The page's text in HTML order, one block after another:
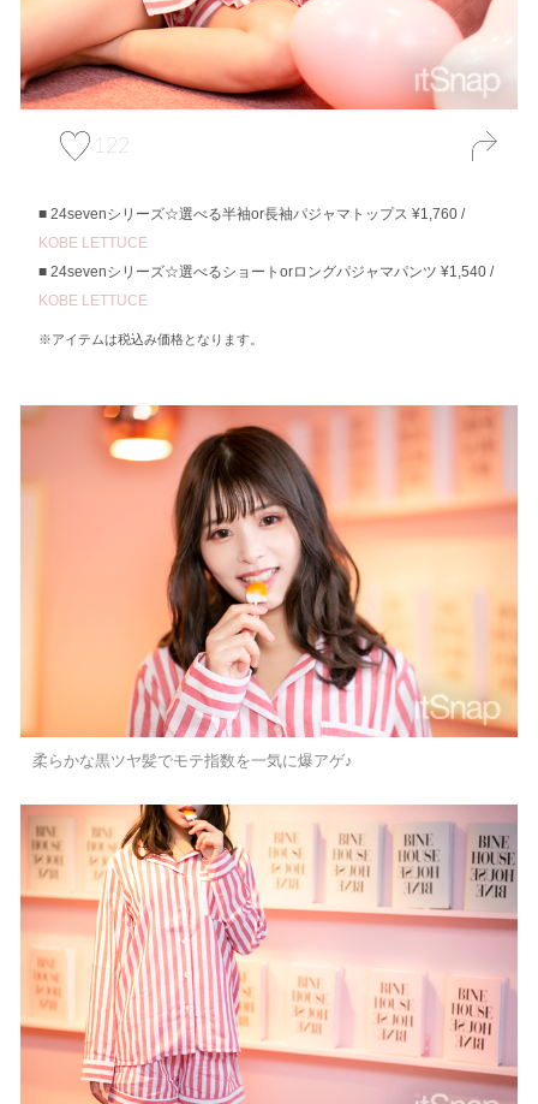
122
24sevenシリーズ☆選べる半袖or長袖パジャマトップス ¥1,760 /
KOBE LETTUCE
24sevenシリーズ☆選べるショートorロングパジャマパンツ ¥1,540 /
KOBE LETTUCE
※アイテムは税込み価格となります。
柔らかな黒ツヤ髪でモテ指数を一気に爆アゲ♪